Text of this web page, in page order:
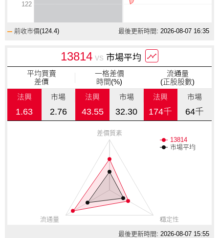
122
前收市價(124.4) 最後更新時間: 2026-08-07 16:35
13814 vs 市場平均
平均買賣
差價
法興
1.63
市場
2.76
一格差價
時間(%)
法興
43.55
市場
32.30
流通量
(正股股數)
法興
174千
市場
64千
13814
市場平均
差價質素
穏定性
流通量
最後更新時間: 2026-08-07 15:55